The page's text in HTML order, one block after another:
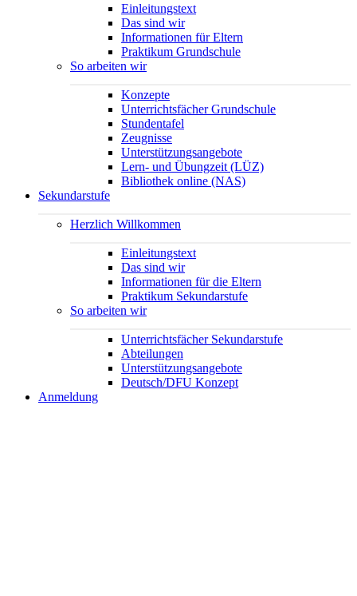
Einleitungstext
Das sind wir
Informationen für Eltern
Praktikum Grundschule
So arbeiten wir
Konzepte
Unterrichtsfächer Grundschule
Stundentafel
Zeugnisse
Unterstützungsangebote
Lern- und Übungzeit (LÜZ)
Bibliothek online (NAS)
Sekundarstufe
Herzlich Willkommen
Einleitungstext
Das sind wir
Informationen für die Eltern
Praktikum Sekundarstufe
So arbeiten wir
Unterrichtsfächer Sekundarstufe
Abteilungen
Unterstützungsangebote
Deutsch/DFU Konzept
Anmeldung